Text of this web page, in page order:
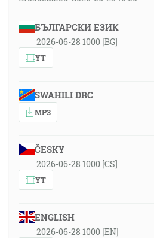
БЪЛГАРСКИ ЕЗИК
2026-06-28 1000 [BG]
YT
SWAHILI DRC
MP3
ČESKY
2026-06-28 1000 [CS]
YT
ENGLISH
2026-06-28 1000 [EN]